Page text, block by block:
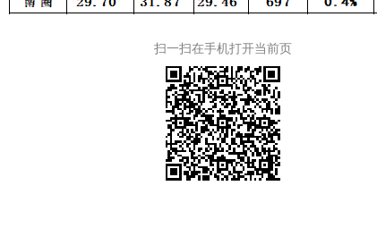
扫一扫在手机打开当前页